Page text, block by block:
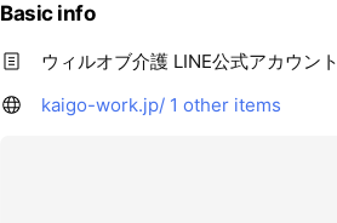
Basic info
ウィルオブ介護 LINE公式アカウント
kaigo-work.jp/ 1 other items